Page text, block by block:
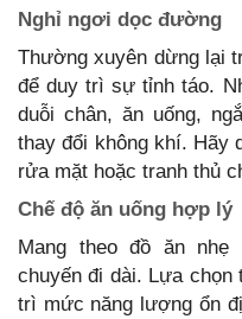
Nghỉ ngơi dọc đường
Thường xuyên dừng lại
để duy trì sự tỉnh táo.
duỗi chân, ăn uống,
thay đổi không khí. Hãy
rửa mặt hoặc tranh thủ
Chế độ ăn uống hợp lý
Mang theo đồ ăn
chuyến đi dài. Lựa chọn
trì mức năng lượng ổn